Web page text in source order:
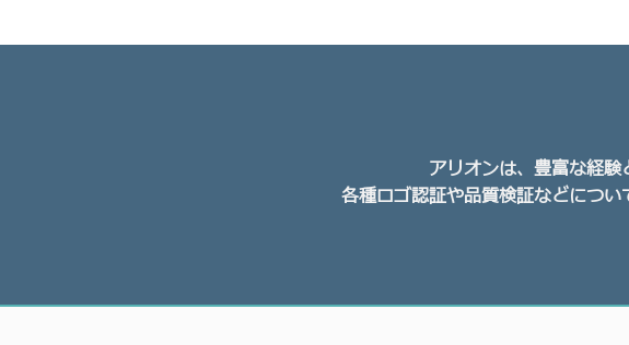
アリオンは、豊富な経験
各種ロゴ認証や品質検証などについ